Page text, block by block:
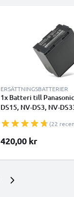
ERSÄTTNINGSBATTERIER
1x Batteri till
DS15, NV-DS3, NV-
VBD25 (3300mAh,
CELLONIC
(22
420,00 kr